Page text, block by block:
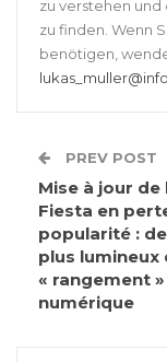
zu verstehen
zu finden. Wenn
benötigen,
PREV POST
Mise à jour de
Fiesta en
popularité :
plus lumineux
« rangement »
numérique